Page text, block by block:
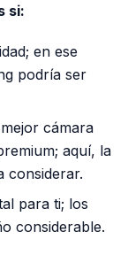
si:
en ese
podría ser
cámara
aquí, la
considerar.
para ti; los
considerable.